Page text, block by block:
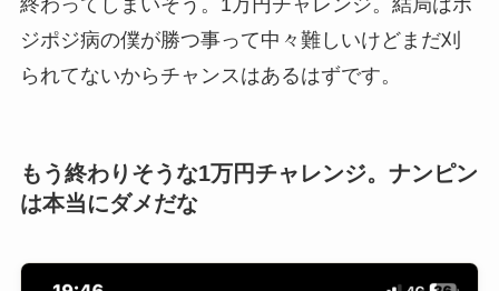
ジポジ病の僕が勝つ事って中々難しいけどまだ刈
られてないからチャンスはあるはずです。
もう終わりそうな1万円チャレンジ。ナンピン
は本当にダメだな